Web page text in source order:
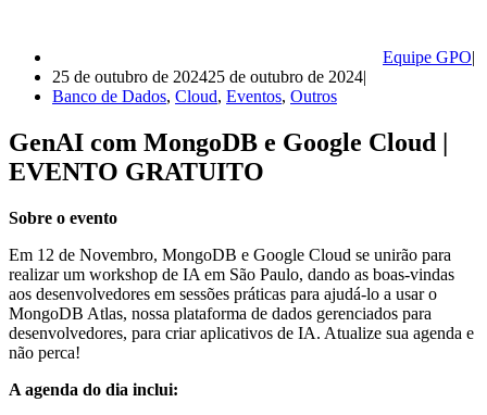
Equipe GPO
25 de outubro de 202425 de outubro de 2024
Banco de Dados, Cloud, Eventos, Outros
GenAI com MongoDB e Google Cloud |
EVENTO GRATUITO
Sobre o evento
Em 12 de Novembro, MongoDB e Google Cloud se unirão para
realizar um workshop de IA em São Paulo, dando as boas-vindas
aos desenvolvedores em sessões práticas para ajudá-lo a usar o
MongoDB Atlas, nossa plataforma de dados gerenciados para
desenvolvedores, para criar aplicativos de IA. Atualize sua agenda e
não perca!
A agenda do dia inclui: